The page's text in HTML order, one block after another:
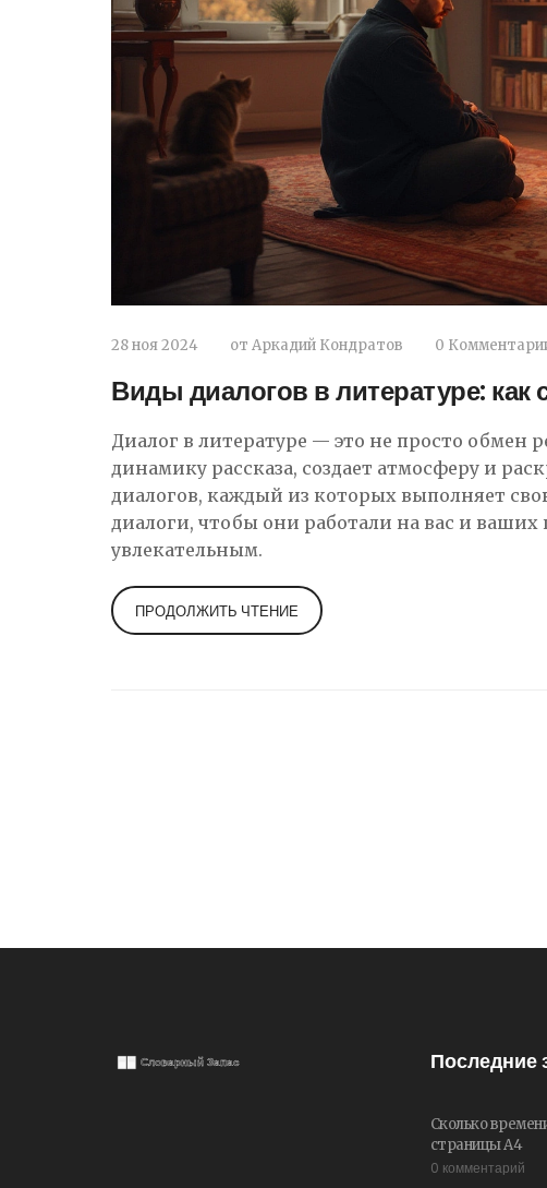
28 ноя 2024 от Аркадий Кондратов 0
Виды диалогов в литературе:
Диалог в литературе — это не просто
динамику рассказа, создает атмосферу и
диалогов, каждый из которых выполняет
диалоги, чтобы они работали на вас и
увлекательным.
ПРОДОЛЖИТЬ ЧТЕНИЕ
Последние
Сколько
страницы А4
0 комментарий